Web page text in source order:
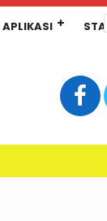
APLIKASI